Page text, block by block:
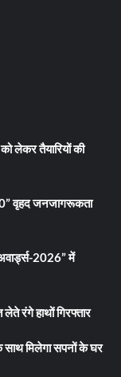
लेकर तैयारियों की
वृहद जनजागरूकता
2026” में
रंगे हाथों गिरफ्तार
मिलेगा सपनों के घर